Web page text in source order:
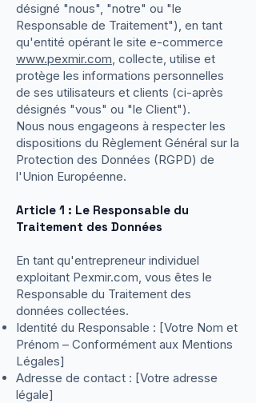
désigné "nous", "notre" ou "le
Responsable de Traitement"), en tant
qu'entité opérant le site e-commerce
www.pexmir.com, collecte, utilise et
protège les informations personnelles
de ses utilisateurs et clients (ci-après
désignés "vous" ou "le Client").
Nous nous engageons à respecter les
dispositions du Règlement Général sur la
Protection des Données (RGPD) de
l'Union Européenne.
Article 1 : Le Responsable du
Traitement des Données
En tant qu'entrepreneur individuel
exploitant Pexmir.com, vous êtes le
Responsable du Traitement des
données collectées.
Identité du Responsable : [Votre Nom et
Prénom – Conformément aux Mentions
Légales]
Adresse de contact : [Votre adresse
légale]